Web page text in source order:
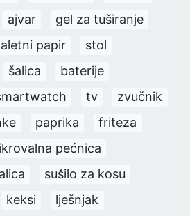
ajvar
gel za tuširanje
papir
stol
šalica
baterije
tv
zvučnik
paprika
friteza
pećnica
sušilo za kosu
keksi
lješnjak